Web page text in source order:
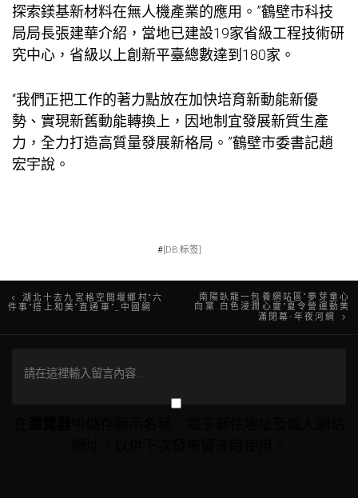
探索鎂基新材料在無人機產業的應用。”鶴壁市科技
局局長張建華介紹，當地已建設19家省級工程技術研
究中心，省級以上創新平臺總數達到180家。
“我們正把工作的著力點放在加快培育新動能新優
勢、實現新舊動能轉換上，因地制宜發展新質生產
力，全力打造高質量發展新格局。”鶴壁市委書記趙
宏宇說。
#[DB:标签]
文
導
湖北十去九宮格空間堰鄉村“六
件事”搭上和美“直通車”_中國網
南陽臥龍一包養網站區“夢芽童心
向黨 白色浸潤心靈”夏令營運動美
滿閉幕-年夜河網